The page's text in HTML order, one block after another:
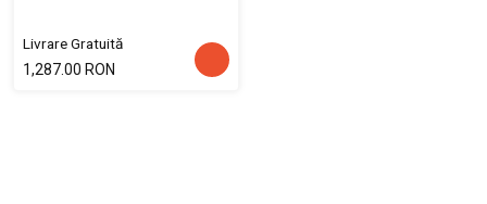
Livrare Gratuită
1,287.00 RON